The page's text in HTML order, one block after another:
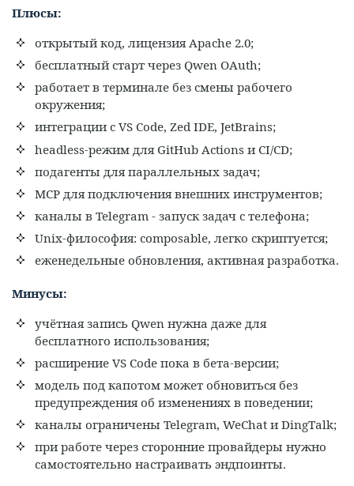
Плюсы:
открытый код, лицензия Apache 2.0;
бесплатный старт через Qwen OAuth;
работает в терминале без смены рабочего
окружения;
интеграции с VS Code, Zed IDE, JetBrains;
headless-режим для GitHub Actions и CI/CD;
подагенты для параллельных задач;
MCP для подключения внешних инструментов;
каналы в Telegram - запуск задач с телефона;
Unix-философия: composable, легко скриптуется;
еженедельные обновления, активная разработка.
Минусы:
учётная запись Qwen нужна даже для
бесплатного использования;
расширение VS Code пока в бета-версии;
модель под капотом может обновиться без
предупреждения об изменениях в поведении;
каналы ограничены Telegram, WeChat и DingTalk;
при работе через сторонние провайдеры нужно
самостоятельно настраивать эндпоинты.